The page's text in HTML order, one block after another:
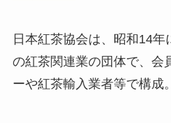
日本紅茶協会は、昭和14
の紅茶関連業の団体で、会
ーや紅茶輸入業者等で構成